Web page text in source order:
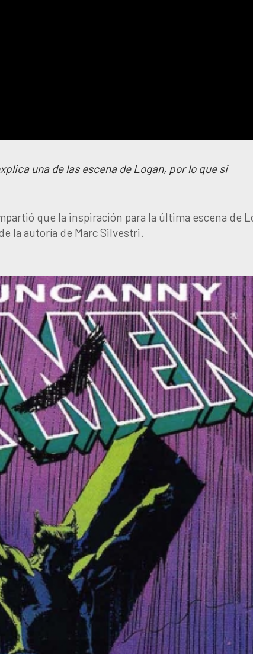
una de las escena de Logan, por lo que si
que la inspiración para la última escena de
la autoría de Marc Silvestri.